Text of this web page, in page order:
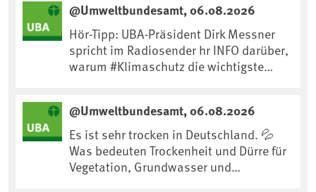
@Umweltbundesamt, 06.08.2026
Hör-Tipp: UBA-Präsident Dirk Messner
spricht im Radiosender hr INFO darüber,
warum #Klimaschutz die wichtigste
https://www.ardsounds.de/episode/urn
:ard:episode:0e7cf1c4b819c26d/
@Umweltbundesamt, 06.08.2026
Es ist sehr trocken in Deutschland. 💦
Was bedeuten Trockenheit und Dürre für
Vegetation, Grundwasser und